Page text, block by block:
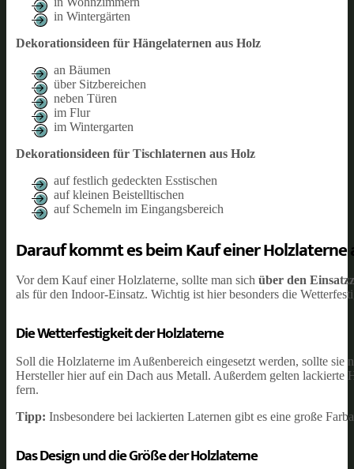
in Wintergärten
Dekorationsideen für Hängelaternen aus Holz
an Bäumen
über Sitzbereichen
neben Türen
im Flur
im Wintergarten
Dekorationsideen für Tischlaternen aus Holz
auf festlich gedeckten Esstischen
auf kleinen Beistelltischen
auf Schemeln im Eingangsbereich
Darauf kommt es beim Kauf einer Holzlaterne
Vor dem Kauf einer Holzlaterne, sollte man sich über den
als für den Indoor-Einsatz. Wichtig ist hier besonders die
Die Wetterfestigkeit der Holzlaterne
Soll die Holzlaterne im Außenbereich eingesetzt werden, sollte
Hersteller hier auf ein Dach aus Metall. Außerdem gelten
fern.
Tipp: Insbesondere bei lackierten Laternen gibt es eine große
Das Design und die Größe der Holzlaterne